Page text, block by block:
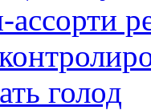
голод